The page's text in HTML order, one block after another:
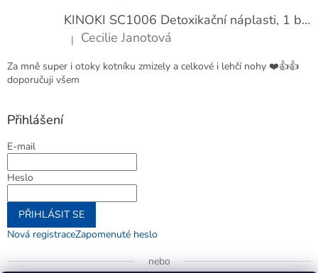
KINOKI SC1006 Detoxikační náplasti, 1 balení - 10 ks
Hodnocení produktu je 4 z 5 hvězdiček.
| Cecilie Janotová
Za mně super i otoky kotníku zmizely a celkové i lehčí nohy ❤️👍👍
doporučuji všem
Přihlášení
E-mail
Heslo
PŘIHLÁSIT SE
Nová registraceZapomenuté heslo
nebo